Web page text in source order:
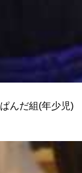
んだ組(年少児)